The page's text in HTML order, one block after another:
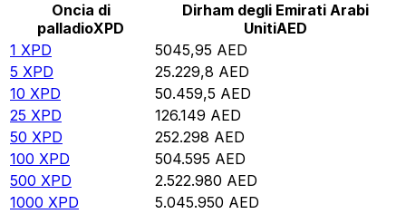
Oncia di
palladioXPD
Dirham degli Emirati Arabi
UnitiAED
1 XPD 5045,95 AED
5 XPD 25.229,8 AED
10 XPD 50.459,5 AED
25 XPD 126.149 AED
50 XPD 252.298 AED
100 XPD 504.595 AED
500 XPD 2.522.980 AED
1000 XPD 5.045.950 AED